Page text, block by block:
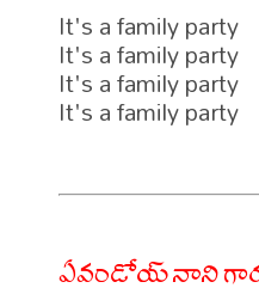
It's a family party
It's a family party
It's a family party
It's a family party
ఏవండోయ్ నాని